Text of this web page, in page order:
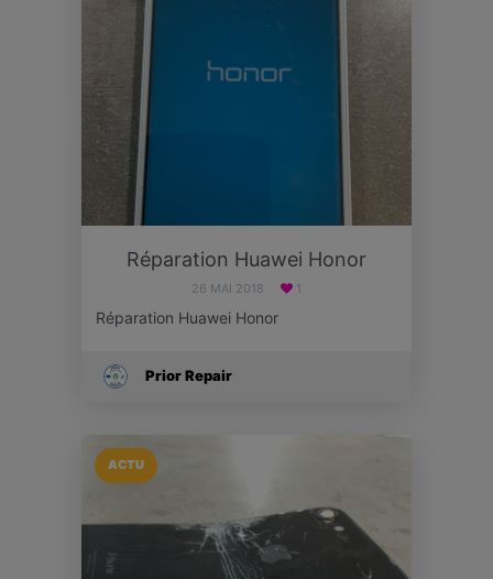
Réparation Huawei Honor
26 MAI 2018 1
Réparation Huawei Honor
Prior Repair
ACTU